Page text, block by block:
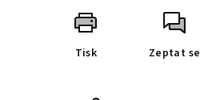
Tisk Zeptat se